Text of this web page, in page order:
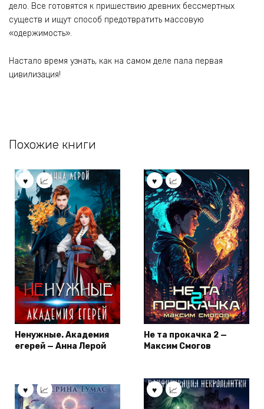
дело. Все готовятся к пришествию древних бессмертных
существ и ищут способ предотвратить массовую
«одержимость».
Настало время узнать, как на самом деле пала первая
цивилизация!
Похожие книги
Ненужные. Академия
егерей — Анна Лерой
Не та прокачка 2 —
Максим Смогов